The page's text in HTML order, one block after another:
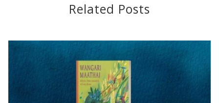
Related Posts